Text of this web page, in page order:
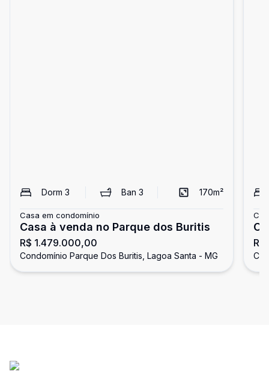
Dorm 3 Ban3 170m²
Casa em condomínio
Casa à venda no Parque dos Buritis
R$ 1.479.000,00
Condomínio Parque Dos Buritis, Lagoa Santa - MG